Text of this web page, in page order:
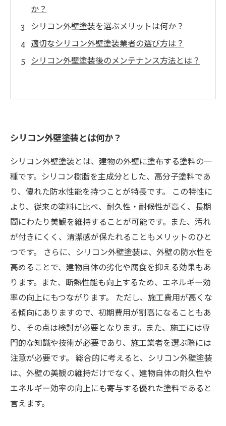
か？
シリコン外壁塗装を選ぶメリットは何か？
適切なシリコン外壁塗装業者の選び方は？
シリコン外壁塗装後のメンテナンス方法とは？
シリコン外壁塗装とは何か？
シリコン外壁塗装とは、建物の外壁に塗布する塗料の一
種です。シリコン樹脂を主成分とした、高分子塗料であ
り、優れた防水性能を持つことが特長です。 この特性に
より、従来の塗料に比べ、耐久性・耐候性が高く、長期
間にわたり美観を維持することが可能です。また、汚れ
が付きにくく、清潔感が保たれることもメリットのひと
つです。 さらに、シリコン外壁塗装は、外壁の防水性を
高めることで、建物自体の劣化や腐食を抑える効果もあ
ります。また、断熱性能も向上するため、エネルギー効
率の向上にもつながります。 ただし、施工費用が高くな
る傾向にありますので、初期費用が割高になることもあ
り、その点は検討が必要となります。また、施工には専
門的な知識や技術が必要であり、施工業者を選ぶ際には
注意が必要です。 総合的に考えると、シリコン外壁塗装
は、外壁の美観の維持だけでなく、建物自体の耐久性や
エネルギー効率の向上にも寄与する優れた塗料であると
言えます。